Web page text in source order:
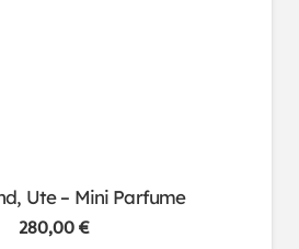
Ute – Mini Parfume
280,00€